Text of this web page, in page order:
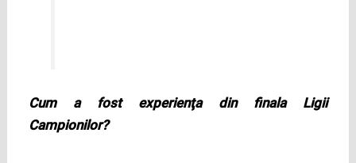
Cum a fost experienţa din finala Ligii
Campionilor?